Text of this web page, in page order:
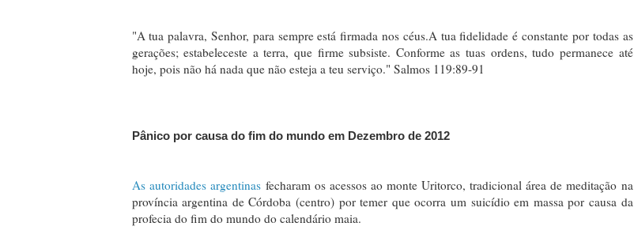
"A tua palavra, Senhor, para sempre está firmada nos céus.A tua fidelidade é constante por todas as
gerações; estabeleceste a terra, que firme subsiste. Conforme as tuas ordens, tudo permanece até
hoje, pois não há nada que não esteja a teu serviço." Salmos 119:89-91
Pânico por causa do fim do mundo em Dezembro de 2012
As autoridades argentinas fecharam os acessos ao monte Uritorco, tradicional área de meditação na
província argentina de Córdoba (centro) por temer que ocorra um suicídio em massa por causa da
profecia do fim do mundo do calendário maia.